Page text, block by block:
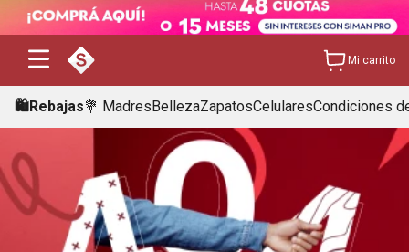
Mi carrito
🛍️Rebajas💐 MadresBellezaZapatosCelularesCondiciones